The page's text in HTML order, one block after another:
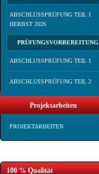
ABSCHLUSSPRÜFUNG TEIL 1
HERBST 2026
PRÜFUNGSVORBEREITUNG
ABSCHLUSSPRÜFUNG TEIL 1
ABSCHLUSSPRÜFUNG TEIL 2
Projektarbeiten
PROJEKTARBEITEN
100 % Qualität